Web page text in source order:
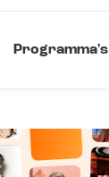
Programma's